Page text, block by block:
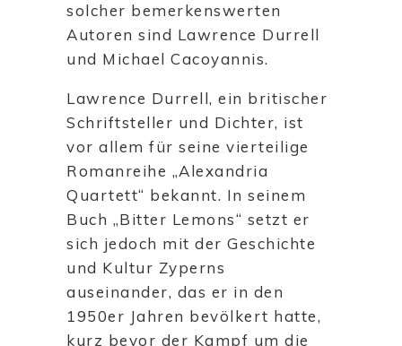
solcher bemerkenswerten
Autoren sind Lawrence Durrell
und Michael Cacoyannis.
Lawrence Durrell, ein britischer
Schriftsteller und Dichter, ist
vor allem für seine vierteilige
Romanreihe „Alexandria
Quartett“ bekannt. In seinem
Buch „Bitter Lemons“ setzt er
sich jedoch mit der Geschichte
und Kultur Zyperns
auseinander, das er in den
1950er Jahren bevölkert hatte,
kurz bevor der Kampf um die